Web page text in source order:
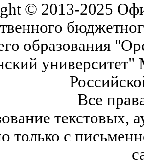
© 2013-2025
образования
университет"
Все
текстовых,
только с